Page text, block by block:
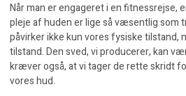
Når man er engageret i en fitnessrejse,
pleje af huden er lige så væsentlig
påvirker ikke kun vores fysiske tilstand,
tilstand. Den sved, vi producerer, kan
kræver også, at vi tager de rette skridt
vores hud.